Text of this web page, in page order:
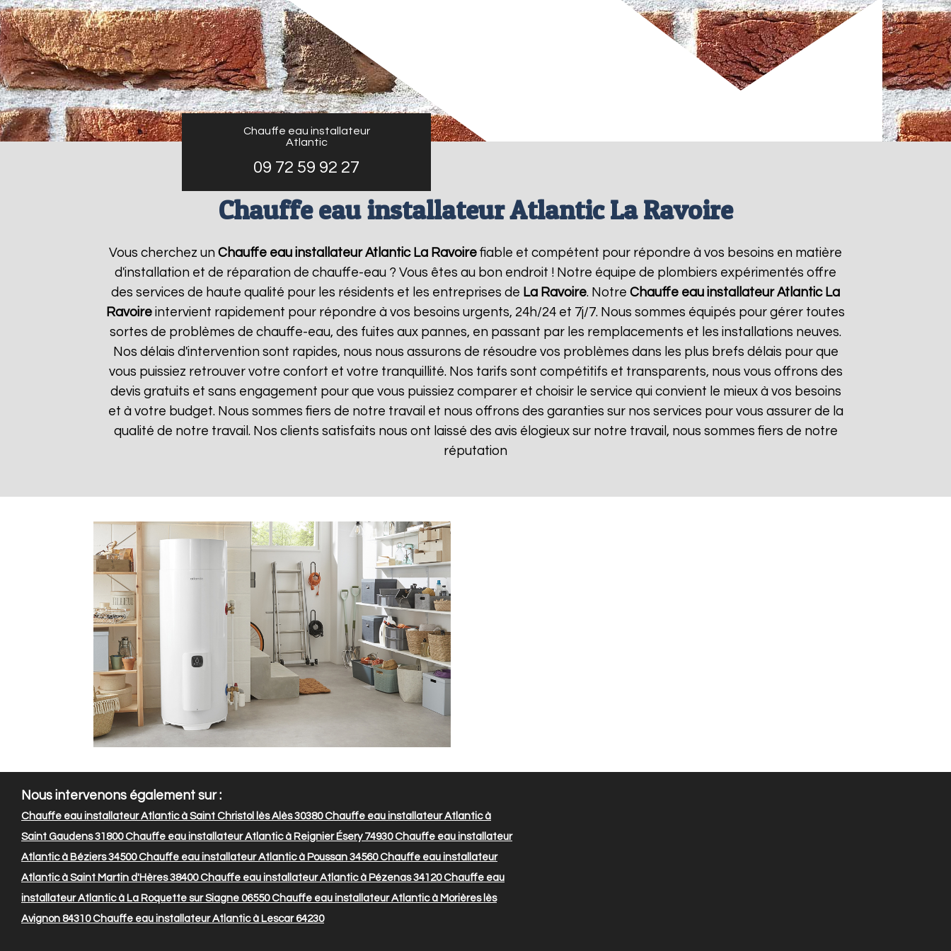
Chauffe eau installateur
Atlantic
09 72 59 92 27
Chauffe eau installateur Atlantic La Ravoire
Vous cherchez un Chauffe eau installateur Atlantic La Ravoire fiable et compétent pour répondre à vos besoins en matière
d'installation et de réparation de chauffe-eau ? Vous êtes au bon endroit ! Notre équipe de plombiers expérimentés offre
des services de haute qualité pour les résidents et les entreprises de La Ravoire. Notre Chauffe eau installateur Atlantic La
Ravoire intervient rapidement pour répondre à vos besoins urgents, 24h/24 et 7j/7. Nous sommes équipés pour gérer toutes
sortes de problèmes de chauffe-eau, des fuites aux pannes, en passant par les remplacements et les installations neuves.
Nos délais d'intervention sont rapides, nous nous assurons de résoudre vos problèmes dans les plus brefs délais pour que
vous puissiez retrouver votre confort et votre tranquillité. Nos tarifs sont compétitifs et transparents, nous vous offrons des
devis gratuits et sans engagement pour que vous puissiez comparer et choisir le service qui convient le mieux à vos besoins
et à votre budget. Nous sommes fiers de notre travail et nous offrons des garanties sur nos services pour vous assurer de la
qualité de notre travail. Nos clients satisfaits nous ont laissé des avis élogieux sur notre travail, nous sommes fiers de notre
réputation
Nous intervenons également sur :
Chauffe eau installateur Atlantic à Saint Christol lès Alès 30380Chauffe eau installateur Atlantic à
Saint Gaudens 31800Chauffe eau installateur Atlantic à Reignier Ésery 74930Chauffe eau installateur
Atlantic à Béziers 34500Chauffe eau installateur Atlantic à Poussan 34560Chauffe eau installateur
Atlantic à Saint Martin d'Hères 38400Chauffe eau installateur Atlantic à Pézenas 34120Chauffe eau
installateur Atlantic à La Roquette sur Siagne 06550Chauffe eau installateur Atlantic à Morières lès
Avignon 84310Chauffe eau installateur Atlantic à Lescar 64230